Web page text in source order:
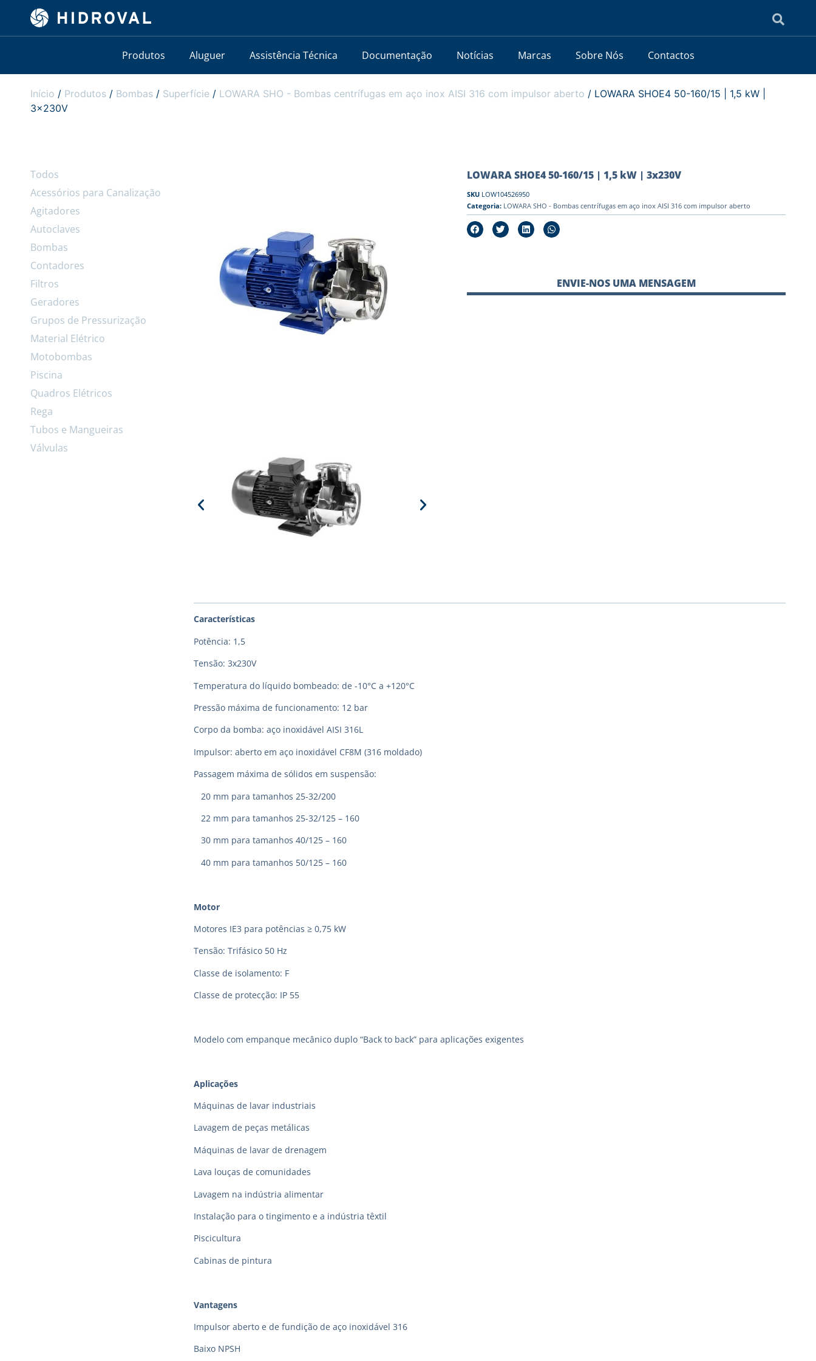
Produtos Aluguer Assistência Técnica Documentação Notícias Marcas Sobre Nós Contactos
Início / Produtos / Bombas / Superfície / LOWARA SHO - Bombas centrífugas em aço inox AISI 316 com impulsor aberto / LOWARA SHOE4 50-160/15 | 1,5 kW |
3x230V
Todos
Acessórios para Canalização
Agitadores
Autoclaves
Bombas
Contadores
Filtros
Geradores
Grupos de Pressurização
Material Elétrico
Motobombas
Piscina
Quadros Elétricos
Rega
Tubos e Mangueiras
Válvulas
LOWARA SHOE4 50-160/15 | 1,5 kW | 3x230V
SKU LOW104526950
Categoria: LOWARA SHO - Bombas centrífugas em aço inox AISI 316 com impulsor aberto
ENVIE-NOS UMA MENSAGEM
Características
Potência: 1,5
Tensão: 3x230V
Temperatura do líquido bombeado: de -10°C a +120°C
Pressão máxima de funcionamento: 12 bar
Corpo da bomba: aço inoxidável AISI 316L
Impulsor: aberto em aço inoxidável CF8M (316 moldado)
Passagem máxima de sólidos em suspensão:
20 mm para tamanhos 25-32/200
22 mm para tamanhos 25-32/125 – 160
30 mm para tamanhos 40/125 – 160
40 mm para tamanhos 50/125 – 160
Motor
Motores IE3 para potências ≥ 0,75 kW
Tensão: Trifásico 50 Hz
Classe de isolamento: F
Classe de protecção: IP 55
Modelo com empanque mecânico duplo “Back to back” para aplicações exigentes
Aplicações
Máquinas de lavar industriais
Lavagem de peças metálicas
Máquinas de lavar de drenagem
Lava louças de comunidades
Lavagem na indústria alimentar
Instalação para o tingimento e a indústria têxtil
Piscicultura
Cabinas de pintura
Vantagens
Impulsor aberto e de fundição de aço inoxidável 316
Baixo NPSH